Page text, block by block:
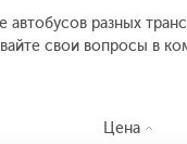
разных
свои вопросы в
Цена